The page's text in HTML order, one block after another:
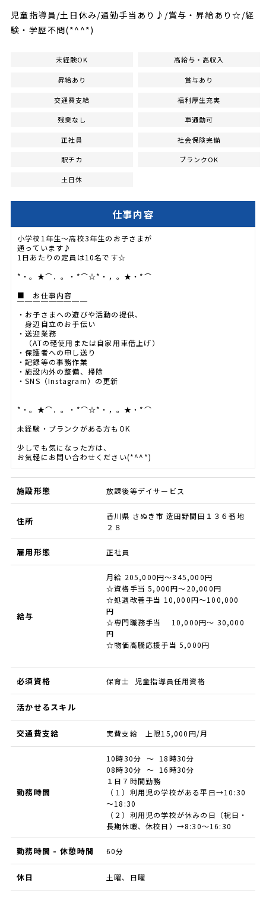
児童指導員/土日休み/通勤手当あり♪/賞与・昇給あり☆/経
験・学歴不問(*^^*)
未経験OK 高給与・高収入
昇給あり 賞与あり
交通費支給 福利厚生充実
残業なし 車通勤可
正社員 社会保険完備
駅チカ ブランクOK
土日休
仕事内容
小学校1年生～高校3年生のお子さまが
通っています♪
1日あたりの定員は10名です☆
*・。★⌒．。・*⌒☆*・，。★・*⌒
■ お仕事内容
￣￣￣￣￣￣￣￣￣
・お子さまへの遊びや活動の提供、
身辺自立のお手伝い
・送迎業務
（ATの軽使用または自家用車借上げ）
・保護者への申し送り
・記録等の事務作業
・施設内外の整備、掃除
・SNS（Instagram）の更新
*・。★⌒．。・*⌒☆*・，。★・*⌒
未経験・ブランクがある方もOK
少しでも気になった方は、
お気軽にお問い合わせください(*^^*)
施設形態 放課後等デイサービス
住所
香川県 さぬき市 造田野間田１３６番地
２８
雇用形態 正社員
給与
月給 205,000円～345,000円
☆資格手当 5,000円〜20,000円
☆処遇改善手当 10,000円〜100,000
円
☆専門職務手当 10,000円〜 30,000
円
☆物価高騰応援手当 5,000円
必須資格 保育士 児童指導員任用資格
活かせるスキル
交通費支給 実費支給 上限15,000円/月
勤務時間
10時30分 ～ 18時30分
08時30分 ～ 16時30分
１日７時間勤務
（１）利用児の学校がある平日→10:30
～18:30
（２）利用児の学校が休みの日（祝日・
長期休暇、休校日）→8:30～16:30
勤務時間 - 休憩時間 60分
休日 土曜、日曜